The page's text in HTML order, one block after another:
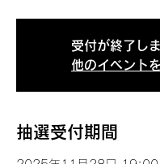
受付が終了し
他のイベント
抽選受付期間